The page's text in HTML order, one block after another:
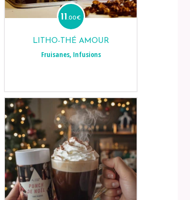
11.00€
LITHO-THÉ AMOUR
Fruisanes, Infusions